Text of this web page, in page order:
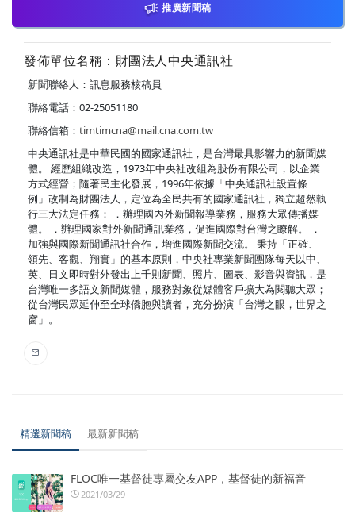
推廣新聞稿
發佈單位名稱：財團法人中央通訊社
新聞聯絡人：訊息服務核稿員
聯絡電話：02-25051180
聯絡信箱： timtimcna@mail.cna.com.tw
中央通訊社是中華民國的國家通訊社，是台灣最具影響力的新聞媒
體。 經歷組織改造，1973年中央社改組為股份有限公司，以企業
方式經營；隨著民主化發展，1996年依據「中央通訊社設置條
例」改制為財團法人，定位為全民共有的國家通訊社，獨立超然執
行三大法定任務： ．辦理國內外新聞報導業務，服務大眾傳播媒
體。 ．辦理國家對外新聞通訊業務，促進國際對台灣之瞭解。 ．
加強與國際新聞通訊社合作，增進國際新聞交流。 秉持「正確、
領先、客觀、翔實」的基本原則，中央社專業新聞團隊每天以中、
英、日文即時對外發出上千則新聞、照片、圖表、影音與資訊，是
台灣唯一多語文新聞媒體，服務對象從媒體客戶擴大為閱聽大眾；
從台灣民眾延伸至全球僑胞與讀者，充分扮演「台灣之眼，世界之
窗」。
精選新聞稿 最新新聞稿
FLOC唯一基督徒專屬交友APP，基督徒的新福音
2021/03/29